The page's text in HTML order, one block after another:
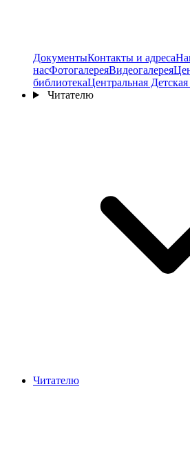
ДокументыКонтакты и адреса
насФотогалереяВидеогалерея
библиотекаЦентральная
Читателю
Читателю